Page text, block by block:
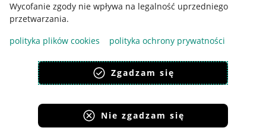
Wycofanie zgody nie wpływa na legalność uprzedniego
przetwarzania.
polityka plików cookies
polityka ochrony prywatności
Zgadzam się
Nie zgadzam się
Korzystanie z serwisu oznacza akceptacjęregulaminu